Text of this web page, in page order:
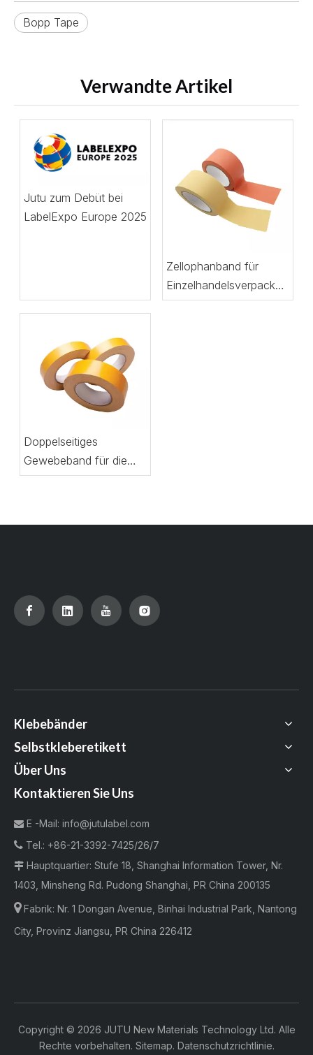
Bopp Tape
Verwandte Artikel
Jutu zum Debüt bei
LabelExpo Europe 2025
Zellophanband für
Einzelhandelsverpackungen:
Klarheit und Haftung
Doppelseitiges
Gewebeband für die
Teppichverlegung:
Klebebänder
Selbstkleberetikett
Über Uns
Kontaktieren Sie Uns
 E -Mail: info@jutulabel.com
 Tel.: +86-21-3392-7425/26/7
 Hauptquartier: Stufe 18, Shanghai Information Tower, Nr.
1403, Minsheng Rd. Pudong Shanghai, PR China 200135
Fabrik: Nr. 1 Dongan Avenue, Binhai Industrial Park, Nantong
City, Provinz Jiangsu, PR China 226412
Copyright © 2026 JUTU New Materials Technology Ltd. Alle
Rechte vorbehalten. Sitemap. Datenschutzrichtlinie.